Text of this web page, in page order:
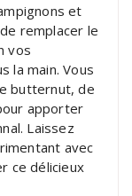
et
remplacer le
vos
la main. Vous
butternut, de
apporter
Laissez
avec
ce délicieux